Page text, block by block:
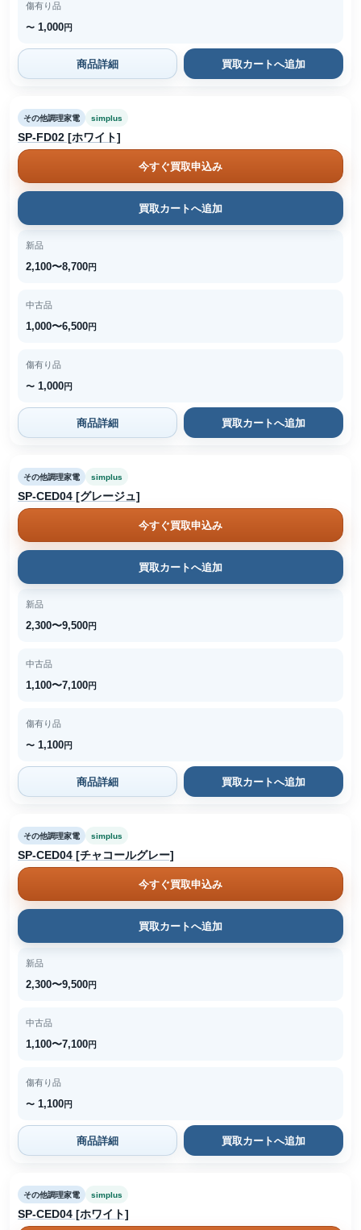
傷有り品
〜 1,000円
商品詳細 買取カートへ追加
その他調理家電 simplus
SP-FD02 [ホワイト]
今すぐ買取申込み
買取カートへ追加
新品
2,100〜8,700円
中古品
1,000〜6,500円
傷有り品
〜 1,000円
商品詳細 買取カートへ追加
その他調理家電 simplus
SP-CED04 [グレージュ]
今すぐ買取申込み
買取カートへ追加
新品
2,300〜9,500円
中古品
1,100〜7,100円
傷有り品
〜 1,100円
商品詳細 買取カートへ追加
その他調理家電 simplus
SP-CED04 [チャコールグレー]
今すぐ買取申込み
買取カートへ追加
新品
2,300〜9,500円
中古品
1,100〜7,100円
傷有り品
〜 1,100円
商品詳細 買取カートへ追加
その他調理家電 simplus
SP-CED04 [ホワイト]